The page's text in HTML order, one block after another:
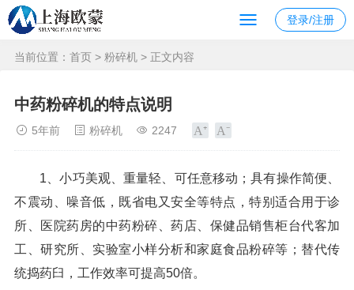
登录/注册
当前位置： 首页 > 粉碎机 > 正文内容
中药粉碎机的特点说明
5年前 粉碎机 2247
1、小巧美观、重量轻、可任意移动；具有操作简便、
不震动、噪音低，既省电又安全等特点，特别适合用于诊
所、医院药房的中药粉碎、药店、保健品销售柜台代客加
工、研究所、实验室小样分析和家庭食品粉碎等；替代传
统捣药臼，工作效率可提高50倍。